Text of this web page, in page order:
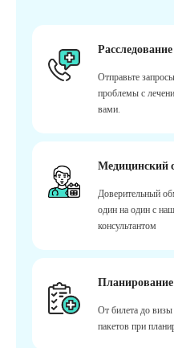
Расследование
Отправьте
проблемы с
вами.
Медицинский
Доверительный
один на один с
консультантом
От билета до
пакетов при